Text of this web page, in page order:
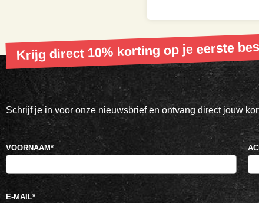
Krijg direct 10% korting op je eerste
Schrijf je in voor onze nieuwsbrief en ontvang direct jouw
VOORNAAM*
E-MAIL*